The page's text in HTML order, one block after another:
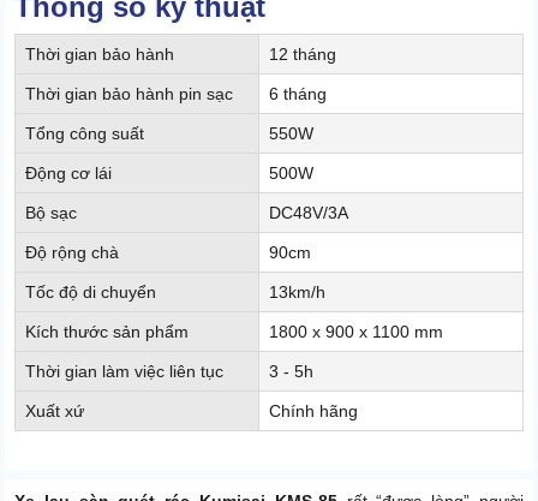
Thông số kỹ thuật
Thời gian bảo hành 12 tháng
Thời gian bảo hành pin sạc 6 tháng
Tổng công suất 550W
Động cơ lái 500W
Bộ sạc DC48V/3A
Độ rộng chà 90cm
Tốc độ di chuyển 13km/h
Kích thước sản phẩm 1800 x 900 x 1100 mm
Thời gian làm việc liên tục 3 - 5h
Xuất xứ Chính hãng